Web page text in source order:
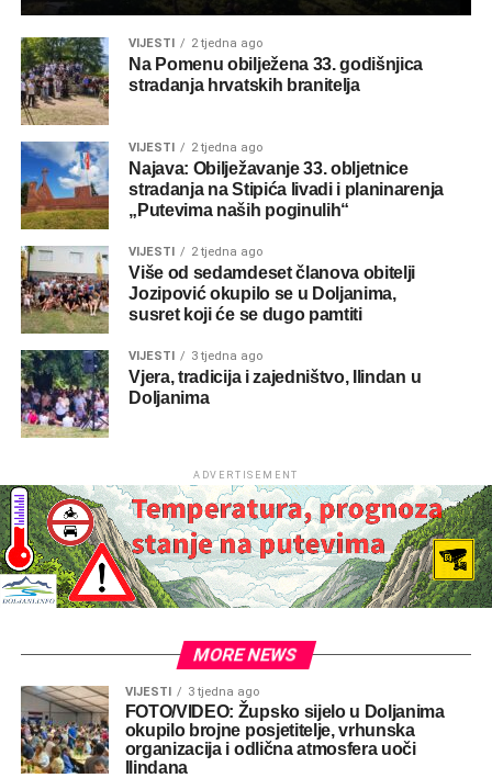
VIJESTI 2 tjedna ago
Na Pomenu obilježena 33. godišnjica
stradanja hrvatskih branitelja
VIJESTI 2 tjedna ago
Najava: Obilježavanje 33. obljetnice
stradanja na Stipića livadi i planinarenja
„Putevima naših poginulih“
VIJESTI 2 tjedna ago
Više od sedamdeset članova obitelji
Jozipović okupilo se u Doljanima,
susret koji će se dugo pamtiti
VIJESTI 3 tjedna ago
Vjera, tradicija i zajedništvo, Ilindan u
Doljanima
ADVERTISEMENT
MORE NEWS
VIJESTI 3 tjedna ago
FOTO/VIDEO: Župsko sijelo u Doljanima
okupilo brojne posjetitelje, vrhunska
organizacija i odlična atmosfera uoči
Ilindana